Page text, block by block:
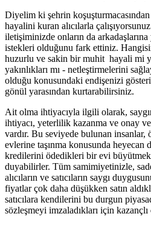
Diyelim ki şehrin
hayalini kuran alıcılarla
iletişiminizde onların da
istekleri olduğunu fark ettiniz.
huzurlu ve sakin bir muhit hayali mi
yakınlıkları mı - netleştirmelerini
olduğu konusundaki endişenizi
gönül yarasından kurtarabilirsiniz.
Ait olma ihtiyacıyla ilgili olarak,
ihtiyacı, yeterlilik kazanma ve onay
vardır. Bu seviyede bulunan insanlar,
evlerine taşınma konusunda heyecan
kredilerini ödedikleri bir evi
duyabilirler. Tüm samimiyetinizle,
alıcıların ve satıcıların saygı
fiyatlar çok daha düşükken satın
satıcılara kendilerini bu durgun
sözleşmeyi imzaladıkları için kazançlı